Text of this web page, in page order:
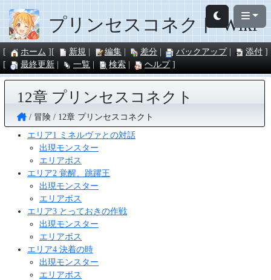
プリンセスコネクト Wiki
ホーム 新規 編集 差分 バックアップ
添付
最終更新
一覧 検索 ヘルプ
12章 プリンセスコネクト
冒険
12章 プリンセスコネクト
エリア1 ミネルヴァとの対話
出現モンスター
エリアボス
エリア2 覚醒、跳躍王
出現モンスター
エリアボス
エリア3 とっておきの作戦
出現モンスター
エリアボス
エリア4 決着の時
出現モンスター
エリアボス